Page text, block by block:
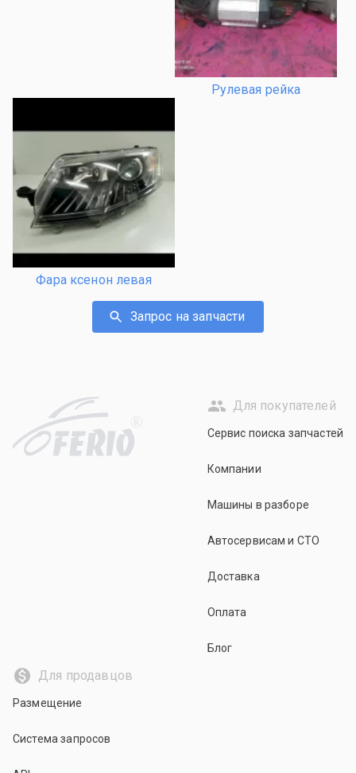
Рулевая рейка
Фара ксенон левая
Запрос на запчасти
R
Для покупателей
Сервис поиска запчастей
Компании
Машины в разборе
Автосервисам и СТО
Доставка
Оплата
Блог
Для продавцов
Размещение
Система запросов